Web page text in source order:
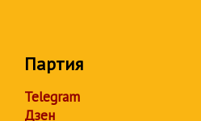
Партия
Telegram
Дзен